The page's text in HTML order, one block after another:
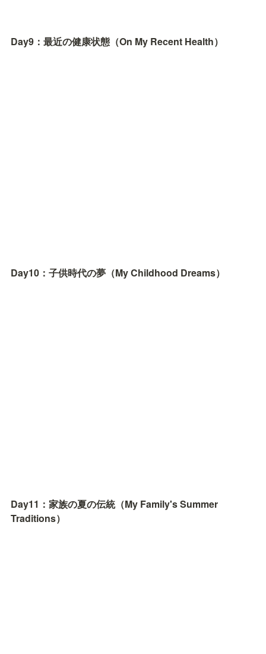
Day9：最近の健康状態（On My Recent Health）
Day10：子供時代の夢（My Childhood Dreams）
Day11：家族の夏の伝統（My Family's Summer
Traditions）